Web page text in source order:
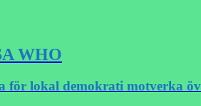
WHO
för lokal demokrati motverka